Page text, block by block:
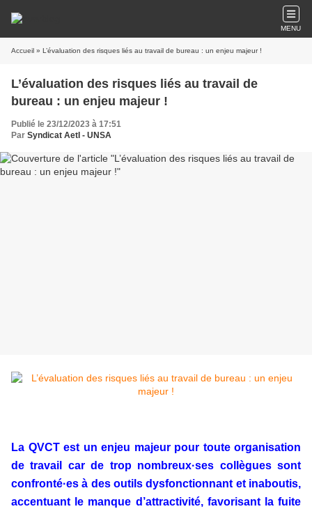
MENU
Accueil » L’évaluation des risques liés au travail de bureau : un enjeu majeur !
L’évaluation des risques liés au travail de
bureau : un enjeu majeur !
Publié le 23/12/2023 à 17:51
Par Syndicat AetI - UNSA
La QVCT est un enjeu majeur pour toute organisation
de travail car de trop nombreux·ses collègues sont
confronté·es à des outils dysfonctionnant et inaboutis,
accentuant le manque d’attractivité, favorisant la fuite